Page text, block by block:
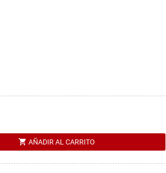
shopping_cart AÑADIR AL CARRITO